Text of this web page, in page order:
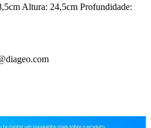
Altura: 24,5cm Profundidade: